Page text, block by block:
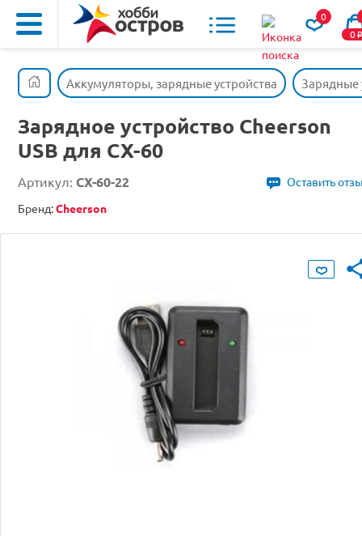
0
0o
Аккумуляторы, зарядные устройства Зарядные
Зарядное устройство Cheerson
USB для CX-60
Артикул: CX-60-22
Оставить
Бренд:Cheerson